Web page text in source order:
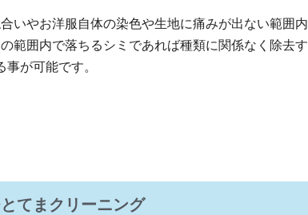
いやお洋服自体の染色や生地に痛みが出ない範囲内
範囲内で落ちるシミであれば種類に関係なく除去す
事が可能です。
てまクリーニング